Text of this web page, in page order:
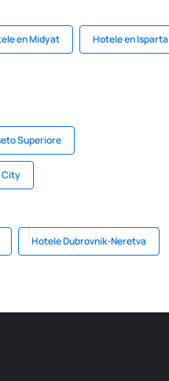
en Midyat Hotele en Isparta
Superiore
City
Hotele Dubrovnik-Neretva